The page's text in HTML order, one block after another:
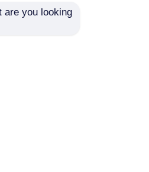
are you looking